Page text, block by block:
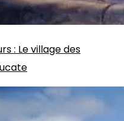
: Le village des